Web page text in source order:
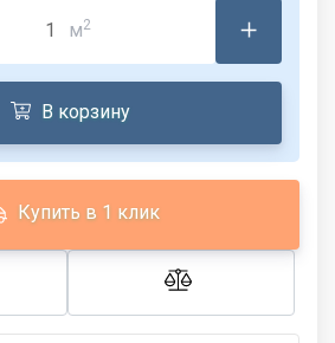
м2
В корзину
Купить в 1 клик